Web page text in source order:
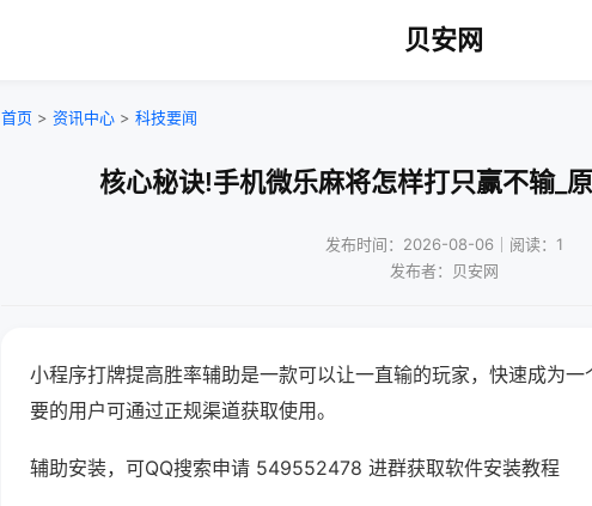
贝安网
首页 > 资讯中心 > 科技要闻
核心秘诀!手机微乐麻将怎样打只赢不输_
发布时间：2026-08-06｜阅读：1
发布者：贝安网
小程序打牌提高胜率辅助是一款可以让一直输的玩家，快速成为一
要的用户可通过正规渠道获取使用。
辅助安装，可QQ搜索申请 549552478 进群获取软件安装教程